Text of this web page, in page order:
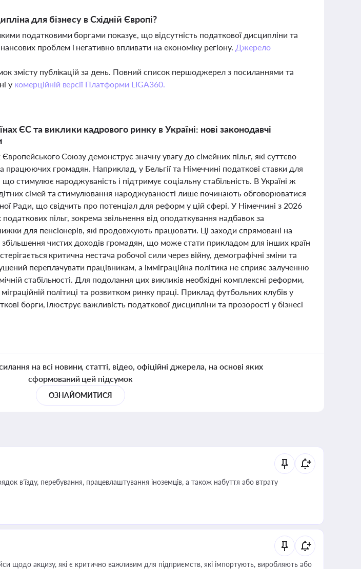
для бізнесу в Східній Європі?
податковими боргами показує, що відсутність податкової дисципліни та
проблем і негативно впливати на економіку регіону. Джерело
змісту публікацій за день. Повний список першоджерел з посиланнями та
у комерційній версії Платформи LIGA360.
ЄС та виклики кадрового ринку в Україні: нові законодавчі
Союзу демонструє значну увагу до сімейних пільг, які суттєво
громадян. Наприклад, у Бельгії та Німеччині податкові ставки для
стимулює народжуваність і підтримує соціальну стабільність. В Україні ж
сімей та стимулювання народжуваності лише починають обговорюватися
Ради, що свідчить про потенціал для реформ у цій сфері. У Німеччині з 2026
пільг, зокрема звільнення від оподаткування надбавок за
для пенсіонерів, які продовжують працювати. Ці заходи спрямовані на
збільшення чистих доходів громадян, що може стати прикладом для інших країн
критична нестача робочої сили через війну, демографічні зміни та
переплачувати працівникам, а імміграційна політика не сприяє залученню
стабільності. Для подолання цих викликів необхідні комплексні реформи,
політиці та розвитком ринку праці. Приклад футбольних клубів у
борги, ілюструє важливість податкової дисципліни та прозорості у бізнесі
на всі новини, статті, відео, офіційні джерела, на основі яких
сформований цей підсумок
ОЗНАЙОМИТИСЯ
в’їзду, перебування, працевлаштування іноземців, а також набуття або втрату
щодо акцизу, які є критично важливим для підприємств, які імпортують, виробляють або